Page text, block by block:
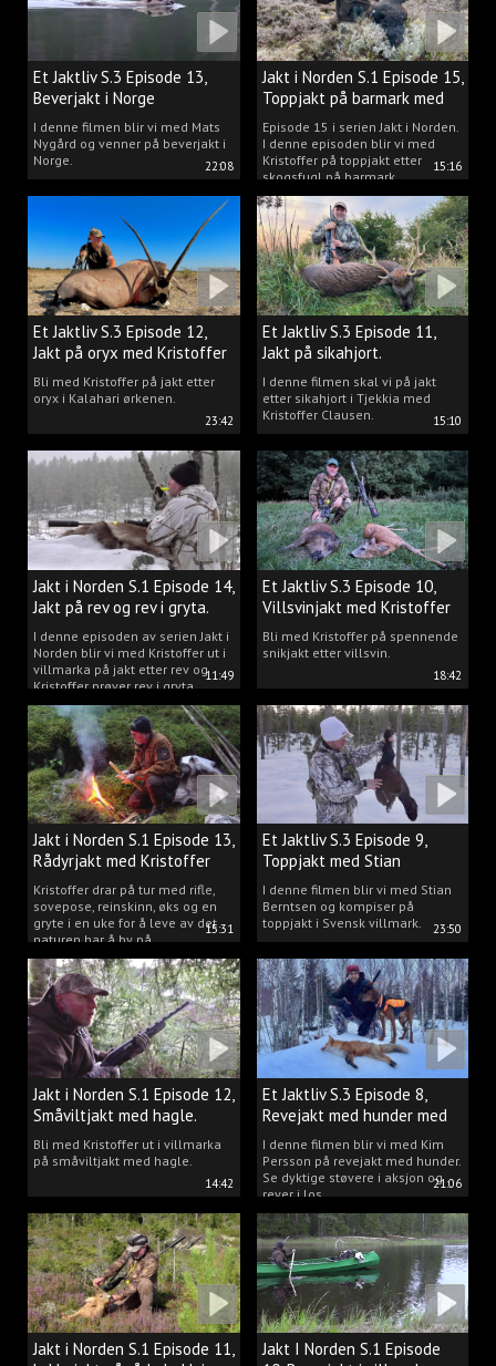
22:08
Et Jaktliv S.3 Episode 13,
Beverjakt i Norge
I denne filmen blir vi med Mats
Nygård og venner på beverjakt i
Norge.
15:16
Jakt i Norden S.1 Episode 15,
Toppjakt på barmark med
Kristoffer Clausen
Episode 15 i serien Jakt i Norden.
I denne episoden blir vi med
Kristoffer på toppjakt etter
skogsfugl på barmark.
23:42
Et Jaktliv S.3 Episode 12,
Jakt på oryx med Kristoffer
Clausen
Bli med Kristoffer på jakt etter
oryx i Kalahari ørkenen.
15:10
Et Jaktliv S.3 Episode 11,
Jakt på sikahjort.
I denne filmen skal vi på jakt
etter sikahjort i Tjekkia med
Kristoffer Clausen.
11:49
Jakt i Norden S.1 Episode 14,
Jakt på rev og rev i gryta.
I denne episoden av serien Jakt i
Norden blir vi med Kristoffer ut i
villmarka på jakt etter rev og
Kristoffer prøver rev i gryta.
18:42
Et Jaktliv S.3 Episode 10,
Villsvinjakt med Kristoffer
Bli med Kristoffer på spennende
snikjakt etter villsvin.
15:31
Jakt i Norden S.1 Episode 13,
Rådyrjakt med Kristoffer
Clausen
Kristoffer drar på tur med rifle,
sovepose, reinskinn, øks og en
gryte i en uke for å leve av det
naturen har å by på.
23:50
Et Jaktliv S.3 Episode 9,
Toppjakt med Stian
Berntsen
I denne filmen blir vi med Stian
Berntsen og kompiser på
toppjakt i Svensk villmark.
14:42
Jakt i Norden S.1 Episode 12,
Småviltjakt med hagle.
Bli med Kristoffer ut i villmarka
på småviltjakt med hagle.
21:06
Et Jaktliv S.3 Episode 8,
Revejakt med hunder med
Kim Persson.
I denne filmen blir vi med Kim
Persson på revejakt med hunder.
Se dyktige støvere i aksjon og
rever i los.
Jakt i Norden S.1 Episode 11,
Jakt I Norden S.1 Episode